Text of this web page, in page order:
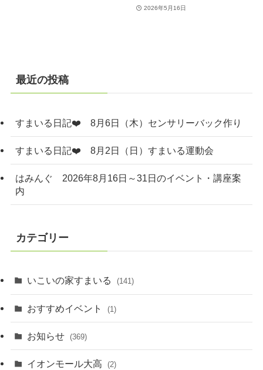
2026年5月16日
最近の投稿
すまいる日記❤️ 8月6日（木）センサリーバック作り
すまいる日記❤️ 8月2日（日）すまいる運動会
はみんぐ 2026年8月16日～31日のイベント・講座案
内
カテゴリー
いこいの家すまいる (141)
おすすめイベント (1)
お知らせ (369)
イオンモール大高 (2)